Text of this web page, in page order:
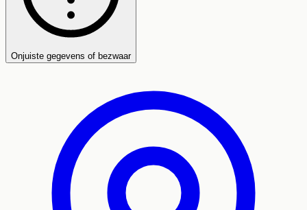
Onjuiste gegevens of bezwaar